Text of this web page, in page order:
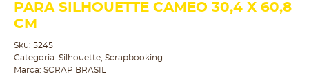
PARA SILHOUETTE CAMEO 30,4 X 60,8
CM
Sku: 5245
Categoria: Silhouette Scrapbooking
Marca: SCRAP BRASIL